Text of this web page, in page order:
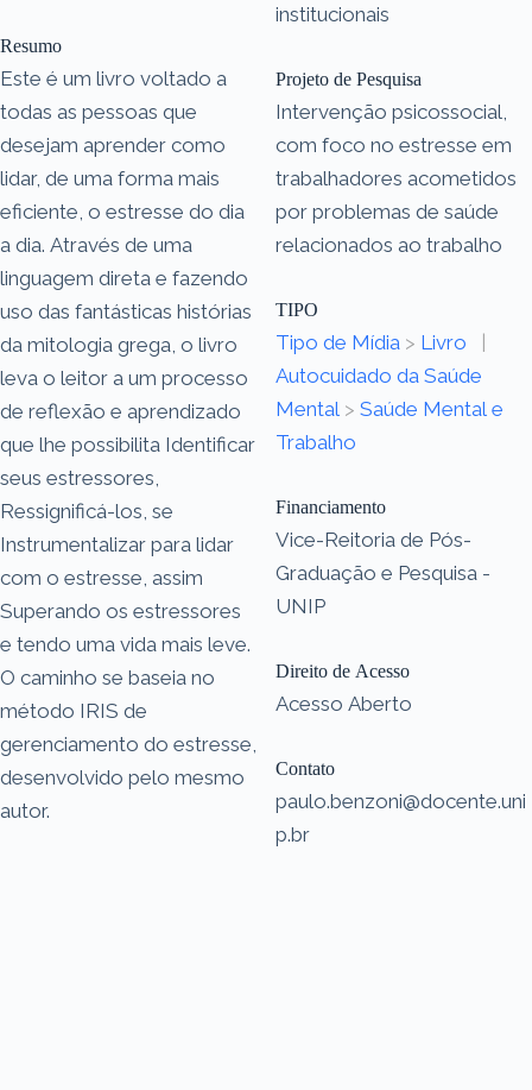
Resumo
Este é um livro voltado a
todas as pessoas que
desejam aprender como
lidar, de uma forma mais
eficiente, o estresse do dia
a dia. Através de uma
linguagem direta e fazendo
uso das fantásticas histórias
da mitologia grega, o livro
leva o leitor a um processo
de reflexão e aprendizado
que lhe possibilita Identificar
seus estressores,
Ressignificá-los, se
Instrumentalizar para lidar
com o estresse, assim
Superando os estressores
e tendo uma vida mais leve.
O caminho se baseia no
método IRIS de
gerenciamento do estresse,
desenvolvido pelo mesmo
autor.
institucionais
Projeto de Pesquisa
Intervenção psicossocial,
com foco no estresse em
trabalhadores acometidos
por problemas de saúde
relacionados ao trabalho
TIPO
Tipo de Mídia > Livro
|
Autocuidado da Saúde
Mental > Saúde Mental e
Trabalho
Financiamento
Vice-Reitoria de Pós-
Graduação e Pesquisa -
UNIP
Direito de Acesso
Acesso Aberto
Contato
paulo.benzoni@docente.uni
p.br